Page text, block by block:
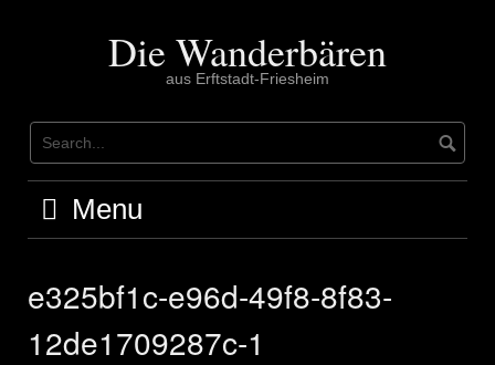
Die Wanderbären
aus Erftstadt-Friesheim
Menu
e325bf1c-e96d-49f8-8f83-
12de1709287c-1